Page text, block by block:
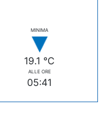
MINIMA
19.1 °C
ALLE ORE
05:41